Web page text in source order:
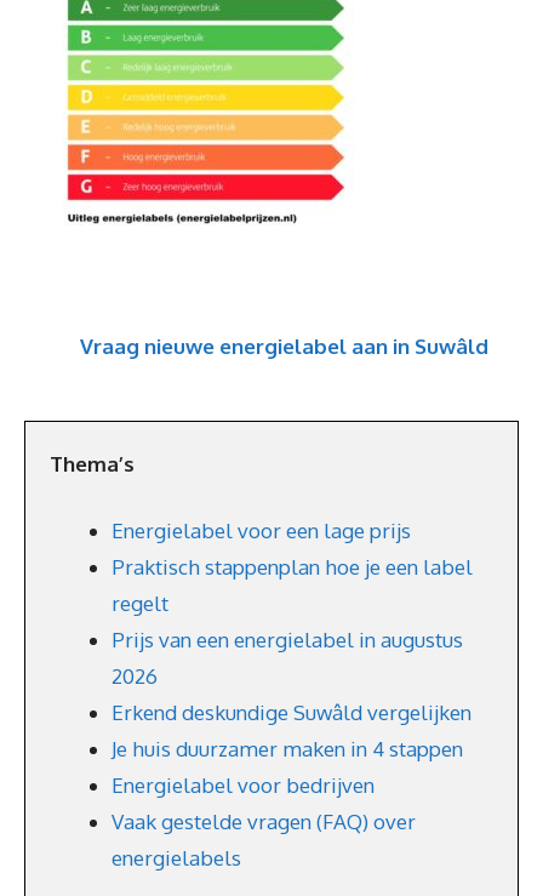
Vraag nieuwe energielabel aan in Suwâld
Thema’s
Energielabel voor een lage prijs
Praktisch stappenplan hoe je een label
regelt
Prijs van een energielabel in augustus
2026
Erkend deskundige Suwâld vergelijken
Je huis duurzamer maken in 4 stappen
Energielabel voor bedrijven
Vaak gestelde vragen (FAQ) over
energielabels